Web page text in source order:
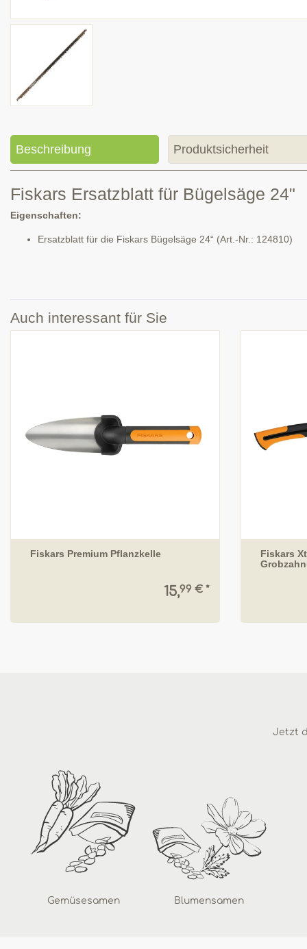
Beschreibung Produktsicherheit
Fiskars Ersatzblatt für Bügelsäge 24"
Eigenschaften:
Ersatzblatt für die Fiskars Bügelsäge 24“ (Art.-Nr.: 124810)
Auch interessant für Sie
Fiskars Premium Pflanzkelle
15,99 € *
Fiskars
Jetzt
Gemüsesamen Blumensamen